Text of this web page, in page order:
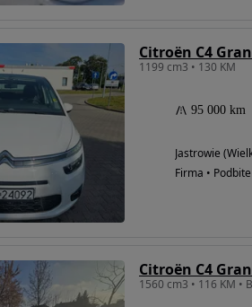
Citroën C4
1199 cm3 • 130 KM
95 000 km
Jastrowie
Firma • Podbite
Citroën C4
1560 cm3 • 116 KM •